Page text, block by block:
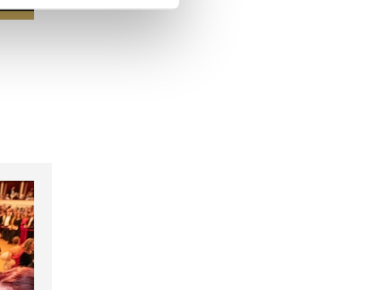
anbieten zu können
diese Informationen
Ihrer Nutzung